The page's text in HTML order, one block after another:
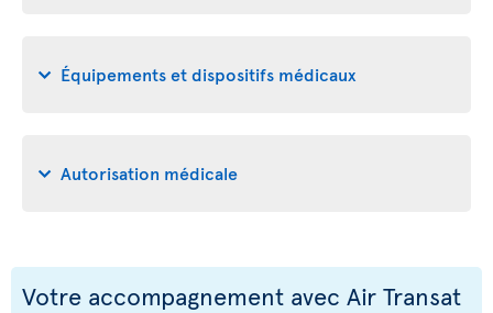
Équipements et dispositifs médicaux
Autorisation médicale
Votre accompagnement avec Air Transat